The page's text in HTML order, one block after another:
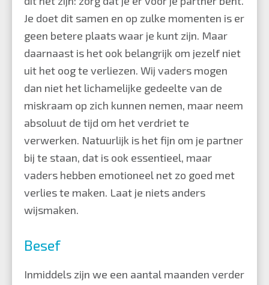
Je doet dit samen en op zulke momenten is er
geen betere plaats waar je kunt zijn. Maar
daarnaast is het ook belangrijk om jezelf niet
uit het oog te verliezen. Wij vaders mogen
dan niet het lichamelijke gedeelte van de
miskraam op zich kunnen nemen, maar neem
absoluut de tijd om het verdriet te
verwerken. Natuurlijk is het fijn om je partner
bij te staan, dat is ook essentieel, maar
vaders hebben emotioneel net zo goed met
verlies te maken. Laat je niets anders
wijsmaken.
Besef
Inmiddels zijn we een aantal maanden verder